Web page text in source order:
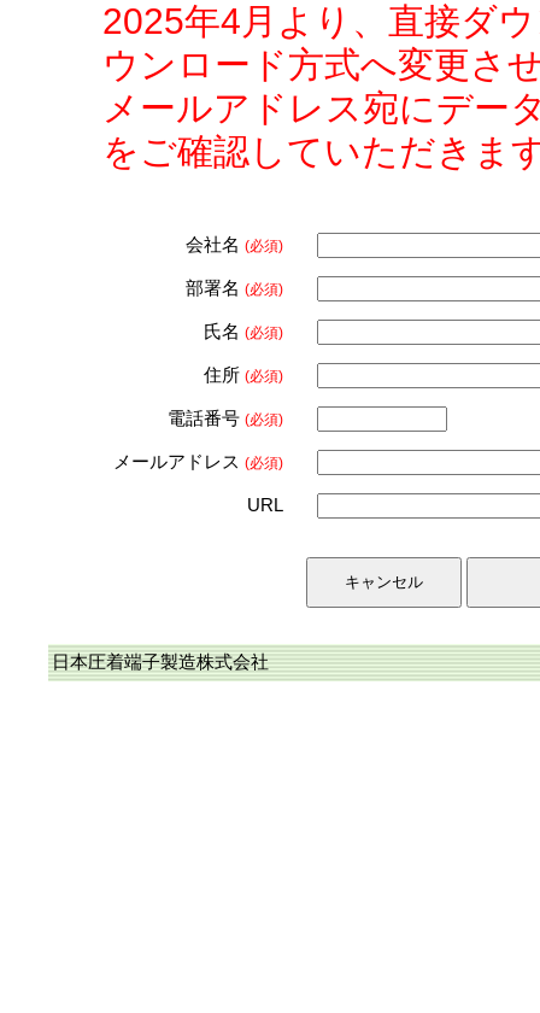
2025年4月より、直接ダ
ウンロード方式へ変更さ
メールアドレス宛にデー
をご確認していただきま
会社名 (必須)
部署名 (必須)
氏名 (必須)
住所 (必須)
電話番号 (必須)
メールアドレス (必須)
URL
日本圧着端子製造株式会社